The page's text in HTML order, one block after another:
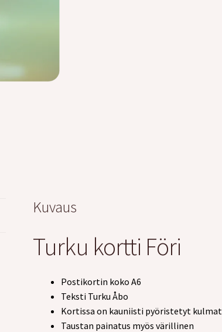
Kuvaus
Turku kortti Föri
Postikortin koko A6
Teksti Turku Åbo
Kortissa on kauniisti pyöristetyt kulmat
Taustan painatus myös värillinen